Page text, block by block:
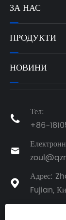
ЗА НАС
ПРОДУКТИ
НОВИНИ

Тел:
+86-


Адрес:
Fujian,